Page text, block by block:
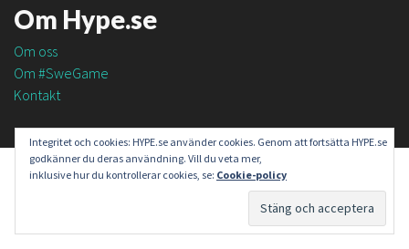
Om Hype.se
Om oss
Om #SweGame
Kontakt
Integritet och cookies: HYPE.se använder cookies. Genom att fortsätta HYPE.se
godkänner du deras användning. Vill du veta mer,
inklusive hur du kontrollerar cookies, se: Cookie-policy